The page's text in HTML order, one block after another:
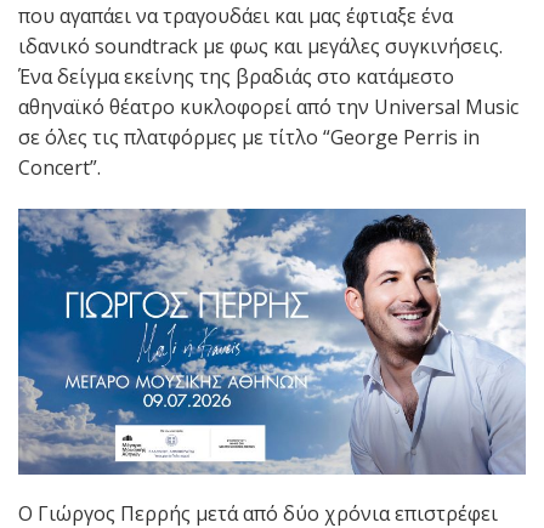
που αγαπάει να τραγουδάει και μας έφτιαξε ένα
ιδανικό soundtrack με φως και μεγάλες συγκινήσεις.
Ένα δείγμα εκείνης της βραδιάς στο κατάμεστο
αθηναϊκό θέατρο κυκλοφορεί από την Universal Music
σε όλες τις πλατφόρμες με τίτλο “George Perris in
Concert”.
Ο Γιώργος Περρής μετά από δύο χρόνια επιστρέφει